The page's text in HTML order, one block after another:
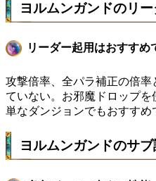
ヨルムンガンドのリ
リーダー起用はおすすめ
攻撃倍率、全パラ補正の倍
ていない。お邪魔ドロップ
単なダンジョンでもおすすめ
ヨルムンガンドのサ